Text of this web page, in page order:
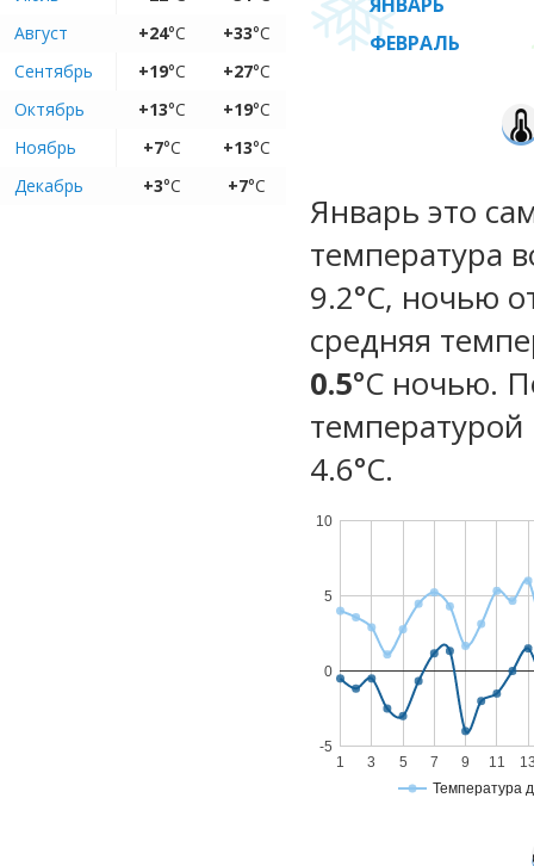
Август
+24°C +33°C
Сентябрь
+19°C +27°C
Октябрь
+13°C +19°C
Ноябрь
+7°C +13°C
Декабрь
+3°C +7°C
ФЕВРАЛЬ
Январь это
температура
9.2°C, ночью
средняя
0.5°C ночью.
температурой
4.6°С.
Температура
1 3 5 7 9 11
-5
0
5
10